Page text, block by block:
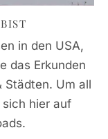
in den USA,
das Erkunden
Städten. Um all
hier auf